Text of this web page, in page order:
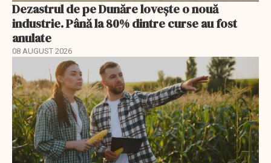
Dezastrul de pe Dunăre lovește o nouă
industrie. Până la 80% dintre curse au fost
anulate
08 AUGUST 2026